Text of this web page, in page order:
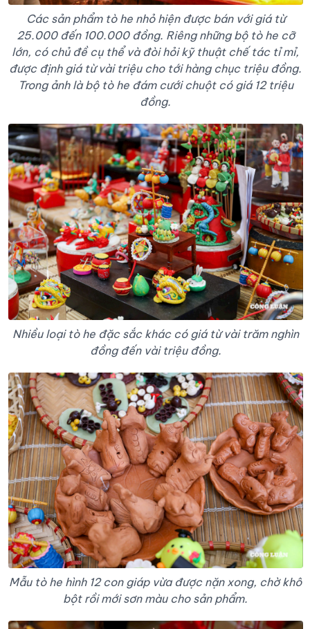
Các sản phẩm tò he nhỏ hiện được bán với giá từ
25.000 đến 100.000 đồng. Riêng những bộ tò he cỡ
lớn, có chủ đề cụ thể và đòi hỏi kỹ thuật chế tác tỉ mỉ,
được định giá từ vài triệu cho tới hàng chục triệu đồng.
Trong ảnh là bộ tò he đám cưới chuột có giá 12 triệu
đồng.
Nhiều loại tò he đặc sắc khác có giá từ vài trăm nghìn
đồng đến vài triệu đồng.
Mẫu tò he hình 12 con giáp vừa được nặn xong, chờ khô
bột rồi mới sơn màu cho sản phẩm.